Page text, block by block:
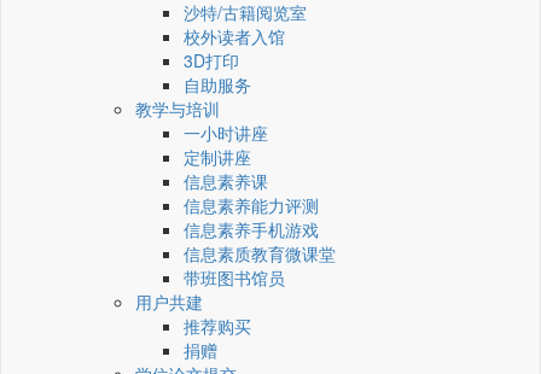
沙特/古籍阅览室
校外读者入馆
3D打印
自助服务
教学与培训
一小时讲座
定制讲座
信息素养课
信息素养能力评测
信息素养手机游戏
信息素质教育微课堂
带班图书馆员
用户共建
推荐购买
捐赠